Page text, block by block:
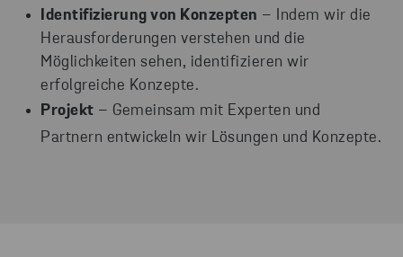
Identifizierung von Konzepten – Indem wir die
Herausforderungen verstehen und die
Möglichkeiten sehen, identifizieren wir
erfolgreiche Konzepte.
Projekt – Gemeinsam mit Experten und
Partnern entwickeln wir Lösungen und Konzepte.